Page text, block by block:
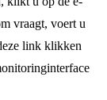
vraagt, voert u
link klikken